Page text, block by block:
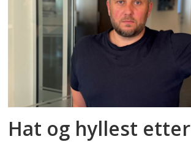
Hat og hyllest etter